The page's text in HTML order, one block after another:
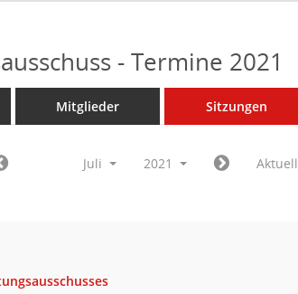
- Termine 2021
Mitglieder Sitzungen
Juli 2021 Aktuell